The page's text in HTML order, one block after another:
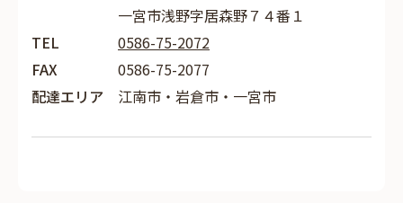
一宮市浅野字居森野７４番１
TEL
0586-75-2072
FAX
0586-75-2077
配達エリア
江南市・岩倉市・一宮市